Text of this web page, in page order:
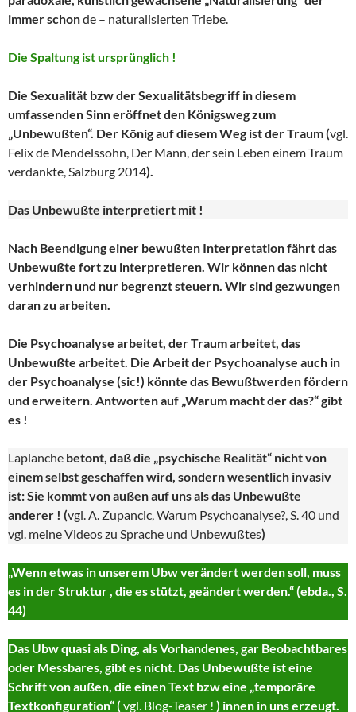
immer schonde – naturalisierten Triebe.
Die Spaltung ist ursprünglich !
Die Sexualität bzw der Sexualitätsbegriff in diesem
umfassenden Sinn eröffnet den Königsweg zum
„Unbewußten“. Der König auf diesem Weg ist der Traum (vgl.
Felix de Mendelssohn, Der Mann, der sein Leben einem Traum
verdankte, Salzburg 2014).
Das Unbewußte interpretiert mit !
Nach Beendigung einer bewußten Interpretation fährt das
Unbewußte fort zu interpretieren. Wir können das nicht
verhindern und nur begrenzt steuern. Wir sind gezwungen
daran zu arbeiten.
Die Psychoanalyse arbeitet, der Traum arbeitet, das
Unbewußte arbeitet. Die Arbeit der Psychoanalyse auch in
der Psychoanalyse (sic!) könnte das Bewußtwerden fördern
und erweitern. Antworten auf „Warum macht der das?“ gibt
es !
Laplanche betont, daß die „psychische Realität“ nicht von
einem selbst geschaffen wird, sondern wesentlich invasiv
ist: Sie kommt von außen auf uns als das Unbewußte
anderer ! (vgl. A. Zupancic, Warum Psychoanalyse?, S. 40 und
vgl. meine Videos zu Sprache und Unbewußtes)
„Wenn etwas in unserem Ubw verändert werden soll, muss
es in der Struktur , die es stützt, geändert werden.“ (ebda., S.
44)
Das Ubw quasi als Ding, als Vorhandenes, gar Beobachtbares
oder Messbares, gibt es nicht. Das Unbewußte ist eine
Schrift von außen, die einen Text bzw eine „temporäre
Textkonfiguration“ (vgl. Blog-Teaser ! ) innen in uns erzeugt.